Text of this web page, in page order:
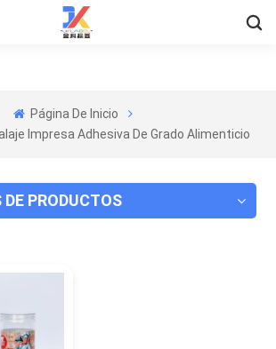
Página De Inicio
Impresa Adhesiva De Grado Alimenticio
PRODUCTOS